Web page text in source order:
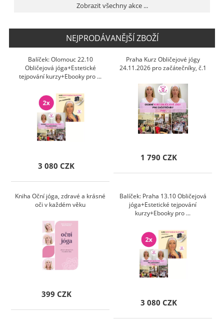
Zobrazit všechny akce ...
NEJPRODÁVANĚJŠÍ ZBOŽÍ
Balíček: Olomouc 22.10
Obličejová jóga+Estetické
tejpování kurzy+Ebooky pro ...
3 080 CZK
Praha Kurz Obličejové jógy
24.11.2026 pro začátečníky, č.1
1 790 CZK
Kniha Oční jóga, zdravé a krásné
oči v každém věku
399 CZK
Balíček: Praha 13.10 Obličejová
jóga+Estetické tejpování
kurzy+Ebooky pro ...
3 080 CZK